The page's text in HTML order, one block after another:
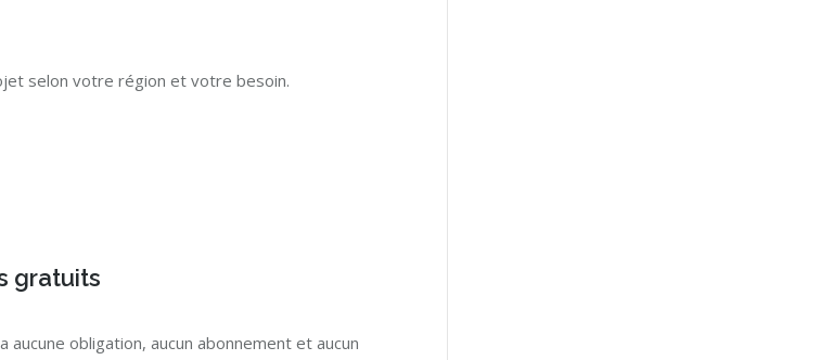
selon votre région et votre besoin.
gratuits
aucune obligation, aucun abonnement et aucun